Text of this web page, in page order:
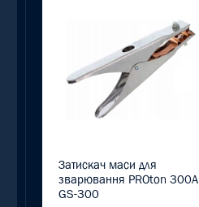
Затискач маси для
зварювання PROton 300А
GS-300